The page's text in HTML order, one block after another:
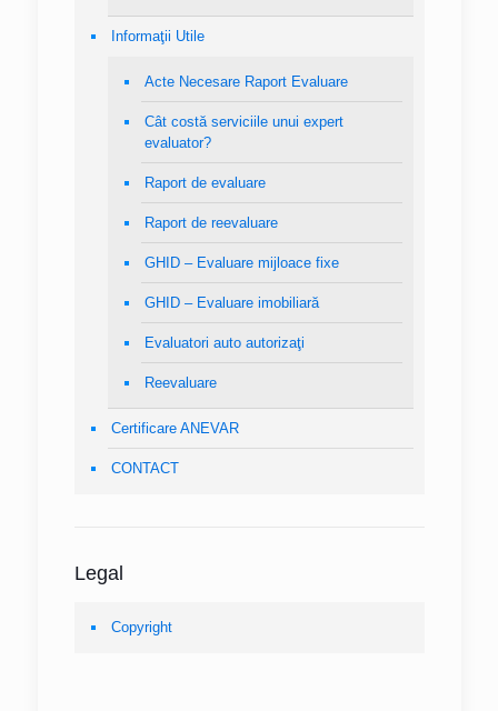
Informaţii Utile
Acte Necesare Raport Evaluare
Cât costă serviciile unui expert
evaluator?
Raport de evaluare
Raport de reevaluare
GHID – Evaluare mijloace fixe
GHID – Evaluare imobiliară
Evaluatori auto autorizaţi
Reevaluare
Certificare ANEVAR
CONTACT
Legal
Copyright